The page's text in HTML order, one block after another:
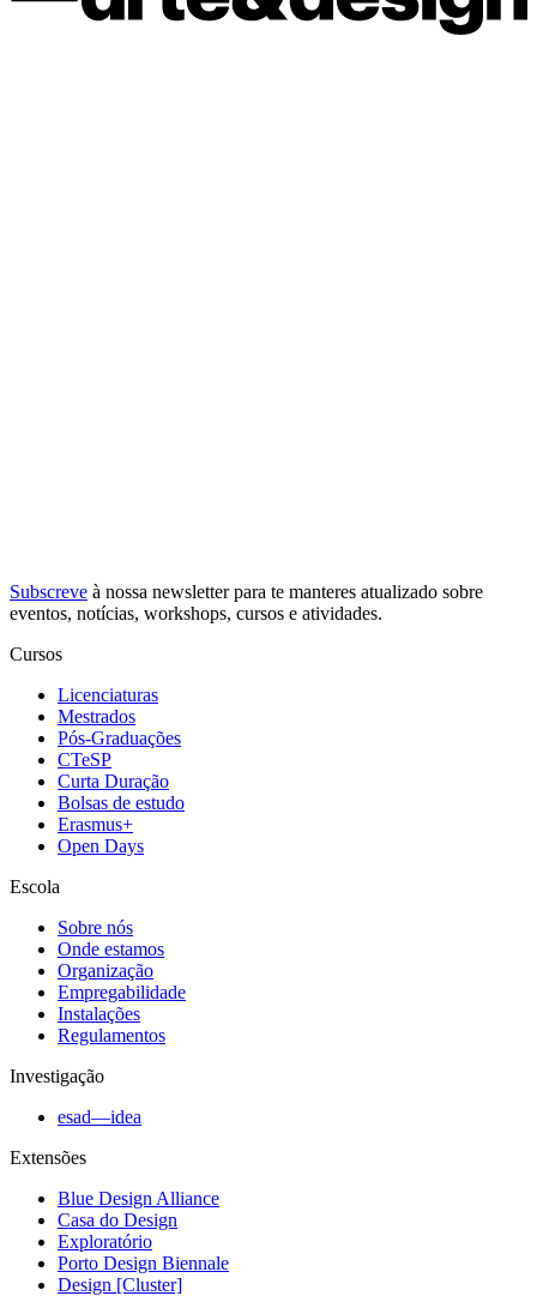
Subscreve à nossa newsletterpara te manteres atualizado sobre
eventos, notícias, workshops, cursos e atividades.
Cursos
Licenciaturas
Mestrados
Pós-Graduações
CTeSP
Curta Duração
Bolsas de estudo
Erasmus+
Open Days
Escola
Sobre nós
Onde estamos
Organização
Empregabilidade
Instalações
Regulamentos
Investigação
esad—idea
Extensões
Blue Design Alliance
Casa do Design
Exploratório
Porto Design Biennale
Design [Cluster]